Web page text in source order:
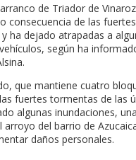
de Triador de
consecuencia de las
ha dejado atrapadas a
según ha
que mantiene cuatro
fuertes tormentas de las
algunas inundaciones,
del barrio de
daños personales.